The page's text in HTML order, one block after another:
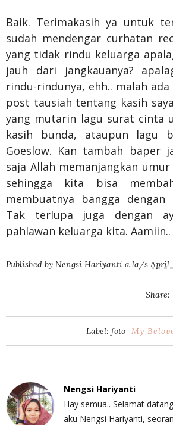
Baik. Terimakasih ya untuk
sudah mendengar curhatan
yang tidak rindu keluarga
jauh dari jangkauanya?
rindu-rindunya, ehh.. malah
post tausiah tentang kasih
yang mutarin lagu surat cinta
kasih bunda, ataupun lagu
Goeslow. Kan tambah baper
saja Allah memanjangkan
sehingga kita bisa
membuatnya bangga dengan
Tak terlupa juga dengan
pahlawan keluarga kita. Aamiin..
Published by Nengsi Hariyanti a la/s April
Share:
Label: foto My
Nengsi Hariyanti
Hay semua.. Selamat
aku Nengsi Hariyanti,